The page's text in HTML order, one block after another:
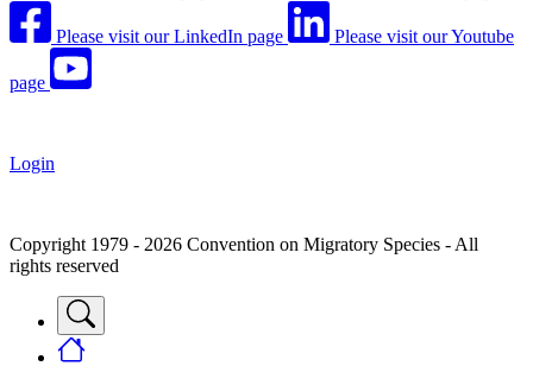
Please visit our LinkedIn page Please visit our Youtube
page
Login
Copyright 1979 - 2026 Convention on Migratory Species - All
rights reserved